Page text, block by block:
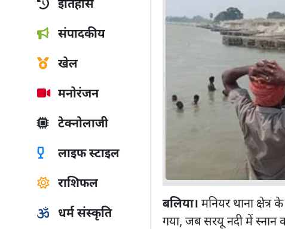
इतिहास
संपादकीय
खेल
मनोरंजन
टेक्नोलाजी
लाइफ स्टाइल
राशिफल
धर्म संस्कृति
बलिया। मनियर थाना क्षेत्र
गया, जब सरयू नदी में स्नान